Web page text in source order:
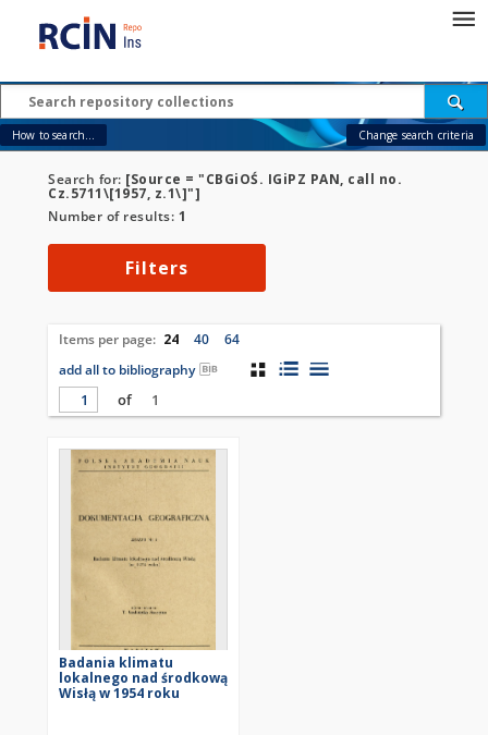
How to search... Change search criteria
Search for: [Source = "CBGiOŚ. IGiPZ PAN, call no.
Cz.5711\[1957, z.1\]"]
Number of results: 1
Filters
Items per page: 24 40
64
add all to bibliography
of
1
Badania klimatu
lokalnego nad środkową
Wisłą w 1954 roku